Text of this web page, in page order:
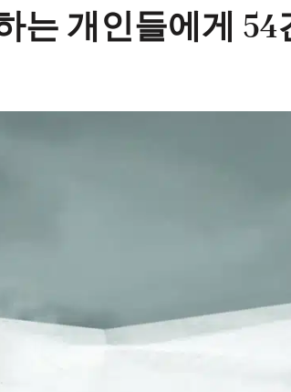
는 개인들에게 54